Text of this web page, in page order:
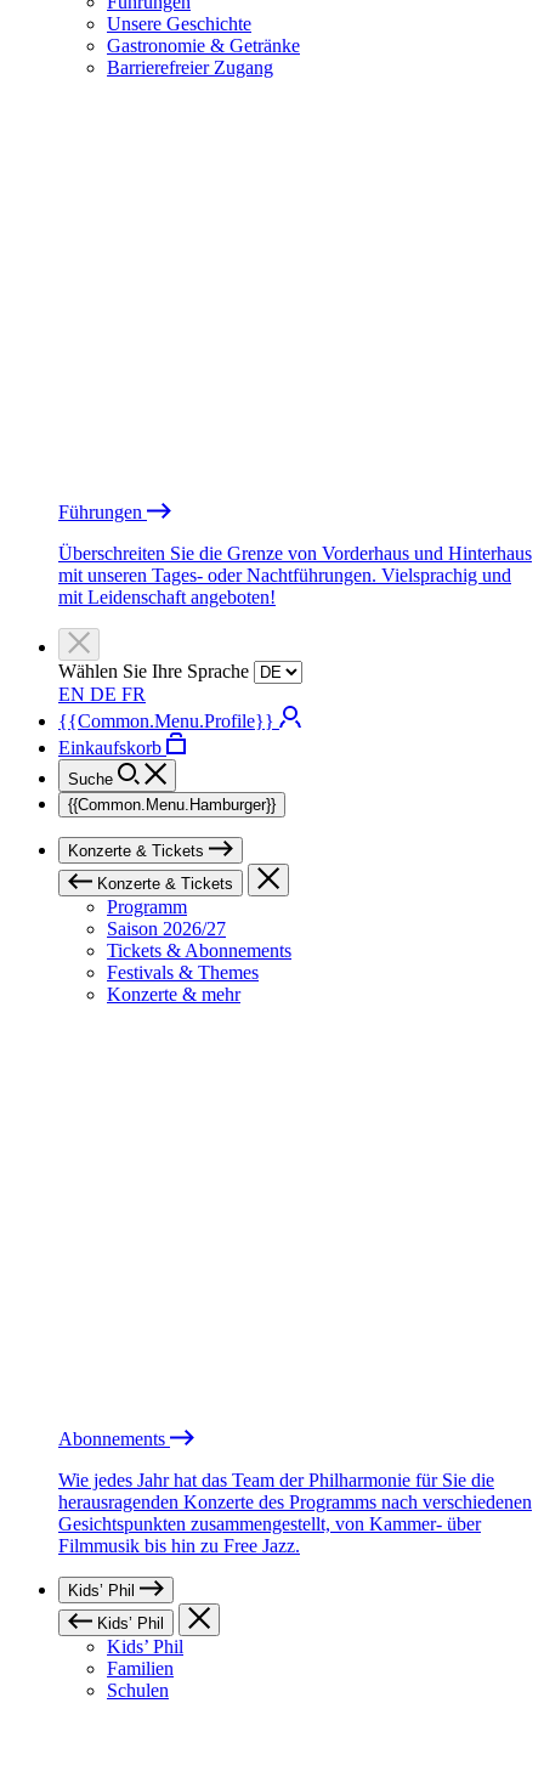
Unsere Geschichte
Gastronomie & Getränke
Barrierefreier Zugang
Führungen
Überschreiten Sie die Grenze von Vorderhaus und Hinterhaus
mit unseren Tages- oder Nachtführungen. Vielsprachig und
mit Leidenschaft angeboten!
Wählen Sie Ihre Sprache
EN DE FR
{{Common.Menu.Profile}}
Einkaufskorb
Suche
{{Common.Menu.Hamburger}}
Konzerte & Tickets
Konzerte & Tickets
Programm
Saison 2026/27
Tickets & Abonnements
Festivals & Themes
Konzerte & mehr
Abonnements
Wie jedes Jahr hat das Team der Philharmonie für Sie die
herausragenden Konzerte des Programms nach verschiedenen
Gesichtspunkten zusammengestellt, von Kammer- über
Filmmusik bis hin zu Free Jazz.
Kids’ Phil
Kids’ Phil
Kids’ Phil
Familien
Schulen